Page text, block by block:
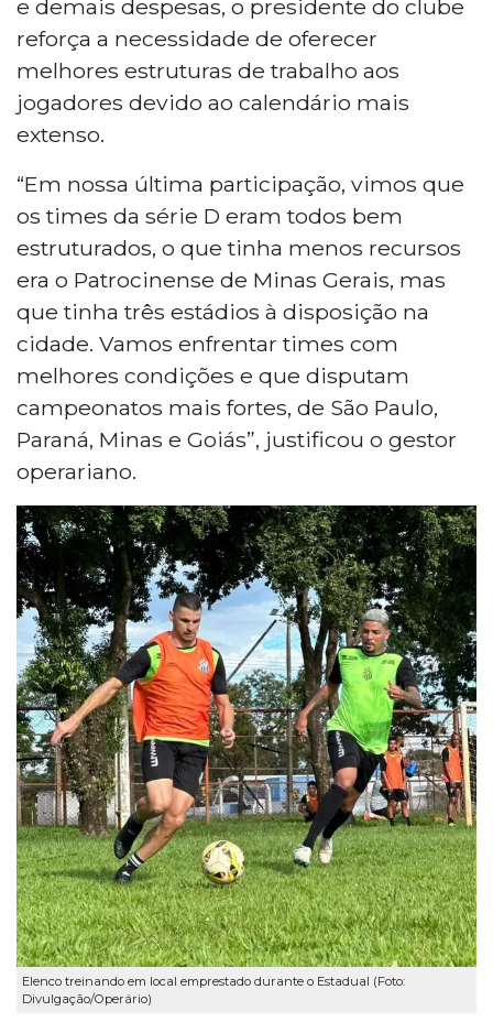
e demais despesas, o presidente do clube
reforça a necessidade de oferecer
melhores estruturas de trabalho aos
jogadores devido ao calendário mais
extenso.
“Em nossa última participação, vimos que
os times da série D eram todos bem
estruturados, o que tinha menos recursos
era o Patrocinense de Minas Gerais, mas
que tinha três estádios à disposição na
cidade. Vamos enfrentar times com
melhores condições e que disputam
campeonatos mais fortes, de São Paulo,
Paraná, Minas e Goiás”, justificou o gestor
operariano.
Elenco treinando em local emprestado durante o Estadual (Foto:
Divulgação/Operário)